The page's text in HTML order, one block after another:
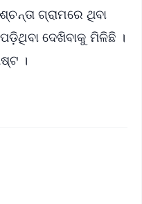
ଗ୍ରାମରେ ଥିବା
ଦେଖିବାକୁ ମିଳିଛି ।
।